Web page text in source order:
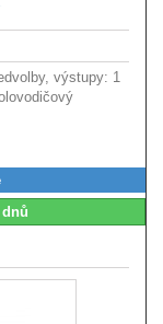
výstupy: 1